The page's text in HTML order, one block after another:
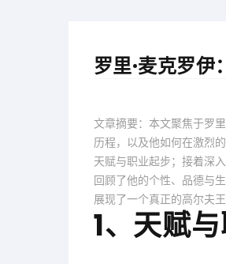
罗里·麦克罗
文章摘要：本文聚焦于罗
历程，以及他如何在激烈
天赋与职业起步；接着深
回顾了他的个性、品德与
展现了一个真正的高尔夫
1、天赋